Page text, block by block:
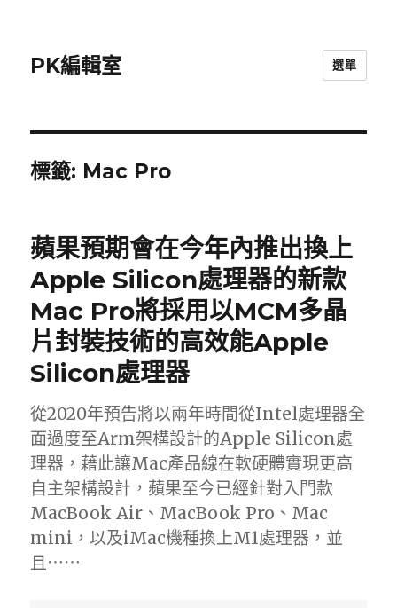
PK編輯室 選單
標籤: Mac Pro
蘋果預期會在今年內推出換上
Apple Silicon處理器的新款
Mac Pro將採用以MCM多晶
片封裝技術的高效能Apple
Silicon處理器
從2020年預告將以兩年時間從Intel處理器全
面過度至Arm架構設計的Apple Silicon處
理器，藉此讓Mac產品線在軟硬體實現更高
自主架構設計，蘋果至今已經針對入門款
MacBook Air、MacBook Pro、Mac
mini，以及iMac機種換上M1處理器，並
且⋯⋯